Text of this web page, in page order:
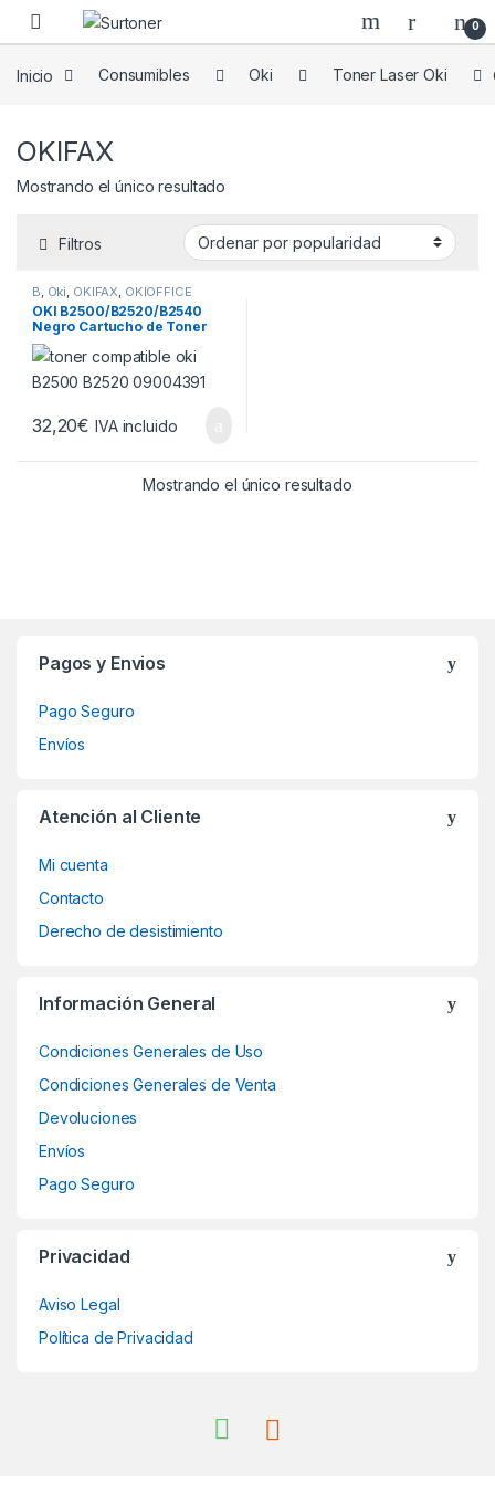
Skip to navigation
Skip to content
0
Inicio Consumibles Oki Toner Laser Oki
OKIFAX
Mostrando el único resultado
Filtros
B Oki OKIFAX OKIOFFICE
OKI B2500/B2520/B2540
Negro Cartucho de Toner
Generico – Reemplaza
09004391
32,20€ IVA incluido
Mostrando el único resultado
Pagos y Envios
Pago Seguro
Envíos
Atención al Cliente
Mi cuenta
Contacto
Derecho de desistimiento
Información General
Condiciones Generales de Uso
Condiciones Generales de Venta
Devoluciones
Envíos
Pago Seguro
Privacidad
Aviso Legal
Política de Privacidad